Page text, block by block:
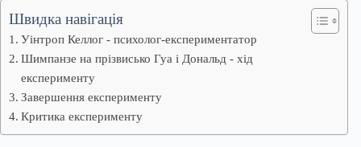
Швидка навігація
Уінтроп Келлог - психолог-експериментатор
Шимпанзе на прізвисько Гуа і Дональд - хід
експерименту
Завершення експерименту
Критика експерименту